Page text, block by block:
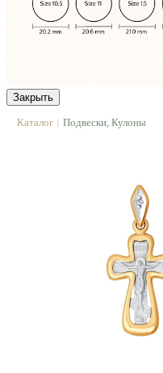
Закрыть
Каталог | Подвески, Кулоны